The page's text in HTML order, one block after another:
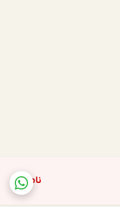
ناموجود